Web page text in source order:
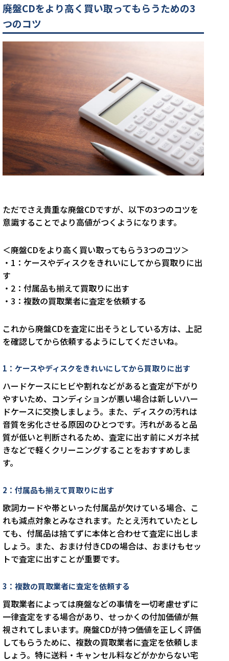
廃盤CDをより高く買い取ってもらうための3
つのコツ
ただでさえ貴重な廃盤CDですが、以下の3つのコツを
意識することでより高値がつくようになります。
＜廃盤CDをより高く買い取ってもらう3つのコツ＞
・1：ケースやディスクをきれいにしてから買取りに出
す
・2：付属品も揃えて買取りに出す
・3：複数の買取業者に査定を依頼する
これから廃盤CDを査定に出そうとしている方は、上記
を確認してから依頼するようにしてくださいね。
1：ケースやディスクをきれいにしてから買取りに出す
ハードケースにヒビや割れなどがあると査定が下がり
やすいため、コンディションが悪い場合は新しいハー
ドケースに交換しましょう。また、ディスクの汚れは
音質を劣化させる原因のひとつです。汚れがあると品
質が低いと判断されるため、査定に出す前にメガネ拭
きなどで軽くクリーニングすることをおすすめしま
す。
2：付属品も揃えて買取りに出す
歌詞カードや帯といった付属品が欠けている場合、こ
れも減点対象とみなされます。たとえ汚れていたとし
ても、付属品は捨てずに本体と合わせて査定に出しま
しょう。また、おまけ付きCDの場合は、おまけもセッ
トで査定に出すことが重要です。
3：複数の買取業者に査定を依頼する
買取業者によっては廃盤などの事情を一切考慮せずに
一律査定をする場合があり、せっかくの付加価値が無
視されてしまいます。廃盤CDが持つ価値を正しく評価
してもらうために、複数の買取業者に査定を依頼しま
しょう。特に送料・キャンセル料などがかからない宅